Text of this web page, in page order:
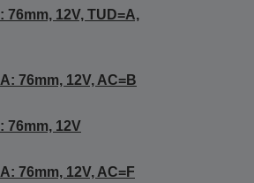
76mm, 12V, TUD=A,
76mm, 12V, AC=B
76mm, 12V
76mm, 12V, AC=F